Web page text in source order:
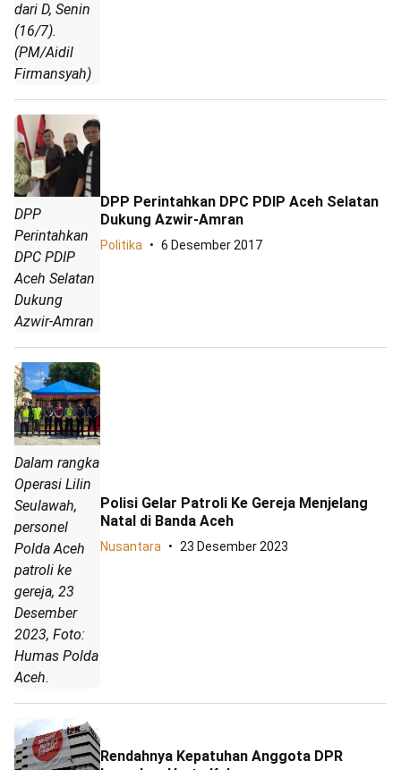
dari D, Senin
(16/7).
(PM/Aidil
Firmansyah)
DPP
Perintahkan
DPC PDIP
Aceh Selatan
Dukung
Azwir-Amran
DPP Perintahkan DPC PDIP Aceh Selatan
Dukung Azwir-Amran
Politika 6 Desember 2017
Dalam rangka
Operasi Lilin
Seulawah,
personel
Polda Aceh
patroli ke
gereja, 23
Desember
2023, Foto:
Humas Polda
Aceh.
Polisi Gelar Patroli Ke Gereja Menjelang
Natal di Banda Aceh
Nusantara 23 Desember 2023
Rendahnya Kepatuhan Anggota DPR